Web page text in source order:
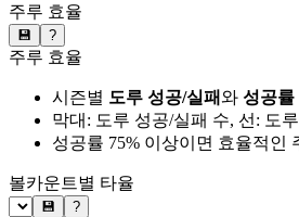
주루 효율
💾 ?
주루 효율
시즌별 도루 성공/실패와 성공률
막대: 도루 성공/실패 수, 선: 도
성공률 75% 이상이면 효율적인
볼카운트별 타율
💾 ?